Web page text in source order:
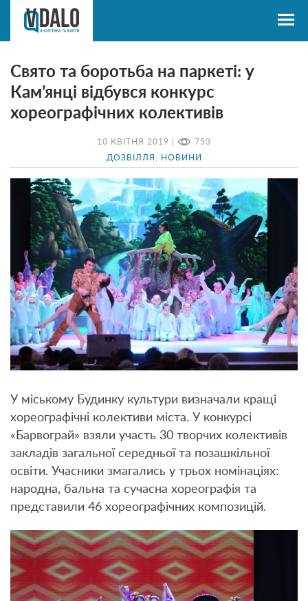
10 КВІТНЯ 2019 | 753
ДОЗВІЛЛЯ НОВИНИ
Свято та боротьба на паркеті: у
Кам’янці відбувся конкурс
хореографічних колективів
У міському Будинку культури визначали кращі
хореографічні колективи міста. У конкурсі
«Барвограй» взяли участь 30 творчих колективів
закладів загальної середньої та позашкільної
освіти. Учасники змагались у трьох номінаціях:
народна, бальна та сучасна хореографія та
представили 46 хореографічних композицій.